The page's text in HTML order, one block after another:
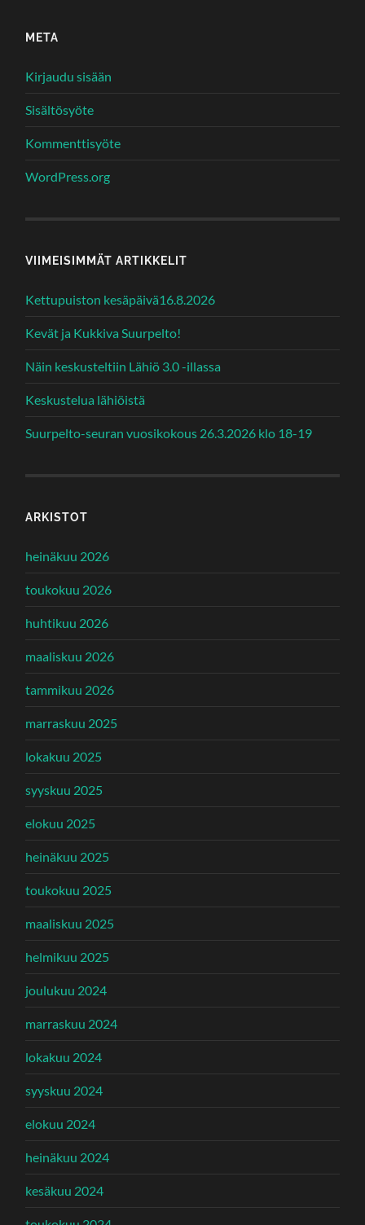
META
Kirjaudu sisään
Sisältösyöte
Kommenttisyöte
WordPress.org
VIIMEISIMMÄT ARTIKKELIT
Kettupuiston kesäpäivä16.8.2026
Kevät ja Kukkiva Suurpelto!
Näin keskusteltiin Lähiö 3.0 -illassa
Keskustelua lähiöistä
Suurpelto-seuran vuosikokous 26.3.2026 klo 18-19
ARKISTOT
heinäkuu 2026
toukokuu 2026
huhtikuu 2026
maaliskuu 2026
tammikuu 2026
marraskuu 2025
lokakuu 2025
syyskuu 2025
elokuu 2025
heinäkuu 2025
toukokuu 2025
maaliskuu 2025
helmikuu 2025
joulukuu 2024
marraskuu 2024
lokakuu 2024
syyskuu 2024
elokuu 2024
heinäkuu 2024
kesäkuu 2024